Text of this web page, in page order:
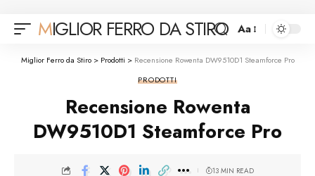
MIGLIOR FERRO DA STIRO
Font
Resizer
Aa
Miglior Ferro da Stiro> Prodotti > Recensione Rowenta DW9510D1 Steamforce Pro
PRODOTTI
Recensione Rowenta
DW9510D1 Steamforce Pro
13 MIN READ